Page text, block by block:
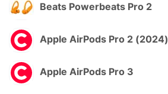
Beats Powerbeats Pro 2
Apple AirPods Pro 2 (2024)
Apple AirPods Pro 3